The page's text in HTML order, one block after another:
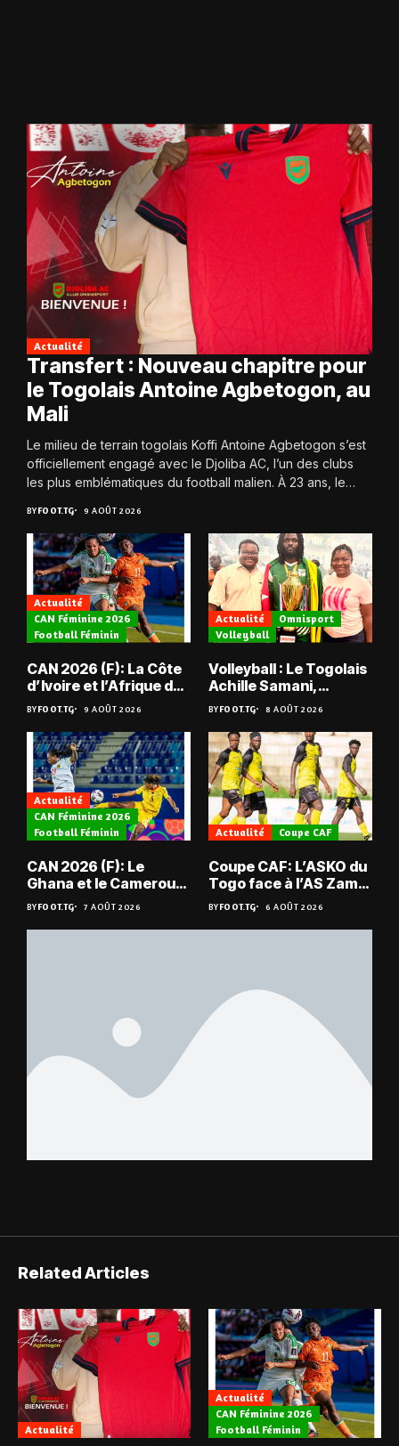
Actualité
Transfert : Nouveau chapitre pour
le Togolais Antoine Agbetogon, au
Mali
Le milieu de terrain togolais Koffi Antoine Agbetogon s’est
officiellement engagé avec le Djoliba AC, l’un des clubs
les plus emblématiques du football malien. À 23 ans, le
BYFOOT.TG 9 AOÛT 2026
Actualité
CAN Féminine 2026
Football Féminin
CAN 2026 (F): La Côte
d’Ivoire et l’Afrique du
Sud tombent
BYFOOT.TG 9 AOÛT 2026
Actualité
Omnisport
Volleyball
Volleyball : Le Togolais
Achille Samani,
champion du Bénin !
BYFOOT.TG 8 AOÛT 2026
Actualité
CAN Féminine 2026
Football Féminin
CAN 2026 (F): Le
Ghana et le Cameroun
en quarts
BYFOOT.TG 7 AOÛT 2026
Actualité Coupe CAF
Coupe CAF: L’ASKO du
Togo face à l’AS Zam
du Niger
BYFOOT.TG 6 AOÛT 2026
Related Articles
Actualité
Actualité
CAN Féminine 2026
Football Féminin